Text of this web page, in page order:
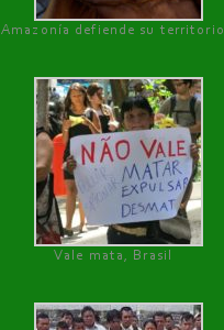
Amazonía defiende su territorio
Vale mata, Brasil